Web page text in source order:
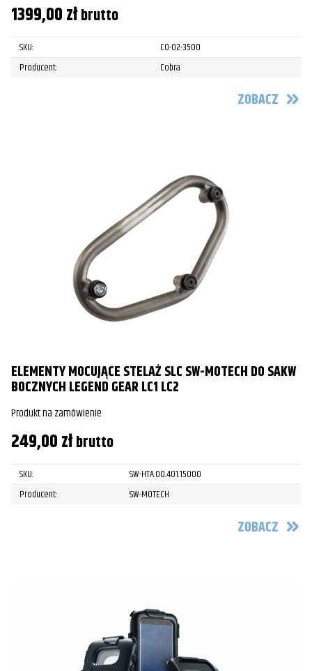
1399,00złbrutto
SKU:
CO-02-3500
Producent:
Cobra
ZOBACZ
ELEMENTY MOCUJĄCE STELAŻ SLC SW-MOTECH DO SAKW
BOCZNYCH LEGEND GEAR LC1 LC2
Produkt na zamówienie
249,00złbrutto
SKU:
SW-HTA.00.401.15000
Producent:
SW-MOTECH
ZOBACZ